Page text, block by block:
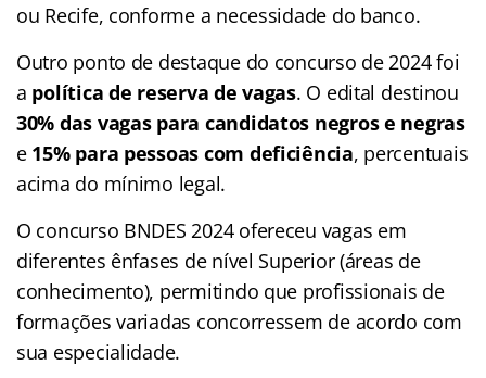
ou Recife, conforme a necessidade do banco.
Outro ponto de destaque do concurso de 2024 foi
a política de reserva de vagas. O edital destinou
30% das vagas para candidatos negros e negras
e 15% para pessoas com deficiência, percentuais
acima do mínimo legal.
O concurso BNDES 2024 ofereceu vagas em
diferentes ênfases de nível Superior (áreas de
conhecimento), permitindo que profissionais de
formações variadas concorressem de acordo com
sua especialidade.